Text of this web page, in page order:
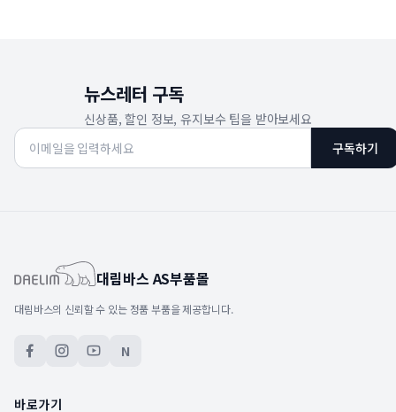
뉴스레터 구독
신상품, 할인 정보, 유지보수 팁을 받아보세요
구독하기
대림바스 AS부품몰
대림바스의 신뢰할 수 있는 정품 부품을 제공합니다.
N
바로가기